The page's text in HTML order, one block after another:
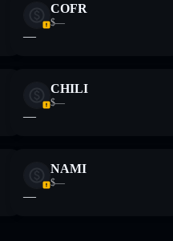
COFR
$—
—
CHILI
$—
—
NAMI
$—
—